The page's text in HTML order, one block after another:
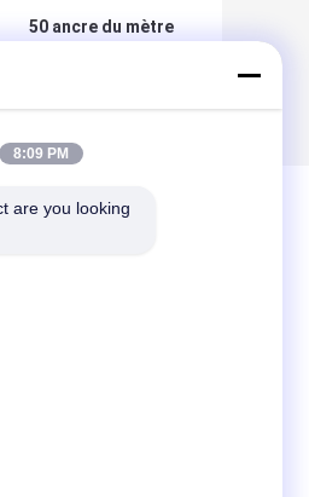
50 ancre du mètre
8:09 PM
are you looking